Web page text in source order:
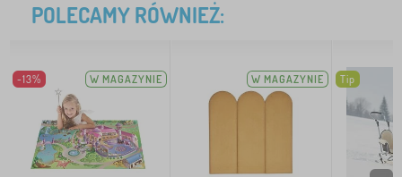
POLECAMY RÓWNIEŻ:
-13% W MAGAZYNIE W MAGAZYNIE Tip